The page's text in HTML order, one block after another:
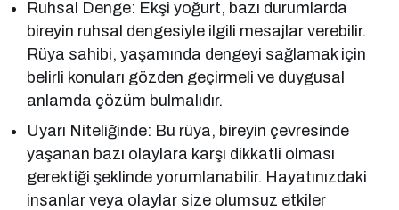
Ruhsal Denge: Ekşi yoğurt, bazı durumlarda
bireyin ruhsal dengesiyle ilgili mesajlar verebilir.
Rüya sahibi, yaşamında dengeyi sağlamak için
belirli konuları gözden geçirmeli ve duygusal
anlamda çözüm bulmalıdır.
Uyarı Niteliğinde: Bu rüya, bireyin çevresinde
yaşanan bazı olaylara karşı dikkatli olması
gerektiği şeklinde yorumlanabilir. Hayatınızdaki
insanlar veya olaylar size olumsuz etkiler